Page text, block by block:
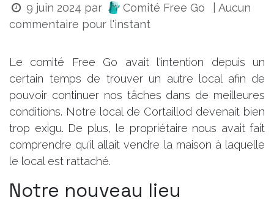
9 juin 2024 par Comité Free Go
| Aucun
commentaire pour l'instant
Le comité Free Go avait l'intention depuis un
certain temps de trouver un autre local afin de
pouvoir continuer nos tâches dans de meilleures
conditions. Notre local de Cortaillod devenait bien
trop exigu. De plus, le propriétaire nous avait fait
comprendre qu'il allait vendre la maison à laquelle
le local est rattaché.
Notre nouveau lieu